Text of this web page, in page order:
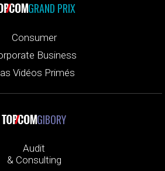
GRAND PRIX
Consumer
Business
Vidéos Primés
GIBORY
Audit
& Consulting